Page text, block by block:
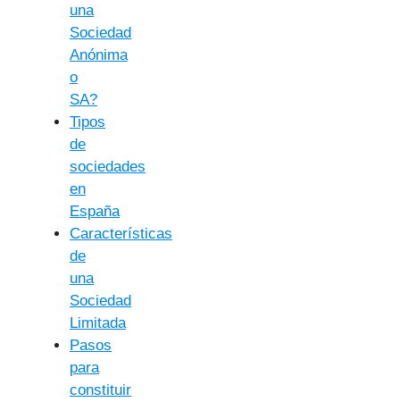
una
Sociedad
Anónima
o
SA?
Tipos
de
sociedades
en
España
Características
de
una
Sociedad
Limitada
Pasos
para
constituir